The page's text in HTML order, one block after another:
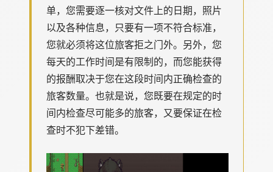
单，您需要逐一核对文件上的日期，照片
以及各种信息，只要有一项不符合标准，
您就必须将这位旅客拒之门外。另外，您
每天的工作时间是有限制的，而您能获得
的报酬取决于您在这段时间内正确检查的
旅客数量。也就是说，您既要在规定的时
间内检查尽可能多的旅客，又要保证在检
查时不犯下差错。